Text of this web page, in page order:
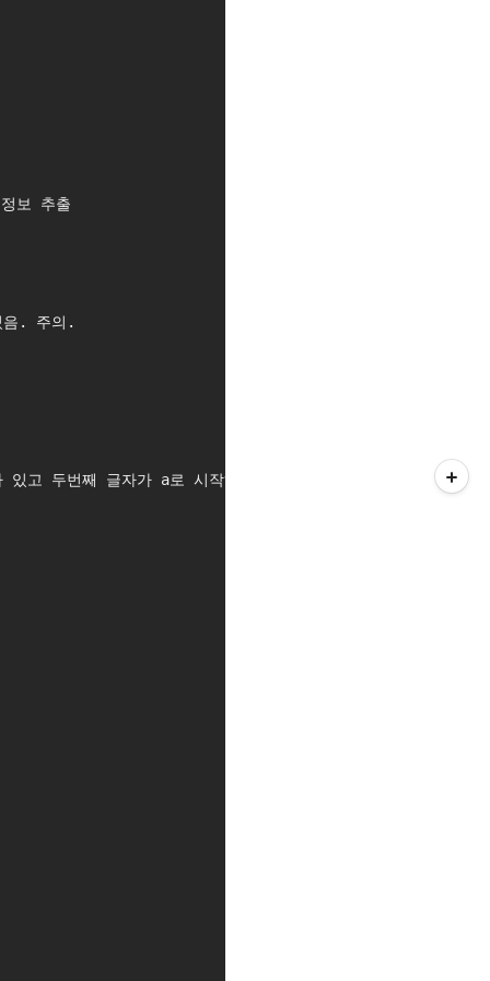
보 추출
음. 주의.
고 두번째 글자가 a로 시작하는 선수 이름을 추출하는 것이다.